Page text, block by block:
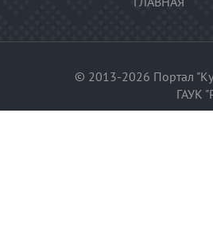
© 2013-2026 Портал
ГАУК